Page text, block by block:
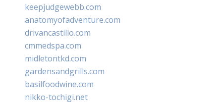
keepjudgewebb.com
anatomyofadventure.com
drivancastillo.com
cmmedspa.com
midletontkd.com
gardensandgrills.com
basilfoodwine.com
nikko-tochigi.net